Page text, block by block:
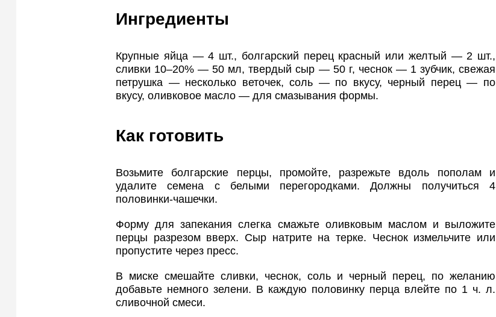
Ингредиенты
Крупные яйца — 4 шт., болгарский перец красный или желтый — 2 шт.,
сливки 10–20% — 50 мл, твердый сыр — 50 г, чеснок — 1 зубчик, свежая
петрушка — несколько веточек, соль — по вкусу, черный перец — по
вкусу, оливковое масло — для смазывания формы.
Как готовить
Возьмите болгарские перцы, промойте, разрежьте вдоль пополам и
удалите семена с белыми перегородками. Должны получиться 4
половинки-чашечки.
Форму для запекания слегка смажьте оливковым маслом и выложите
перцы разрезом вверх. Сыр натрите на терке. Чеснок измельчите или
пропустите через пресс.
В миске смешайте сливки, чеснок, соль и черный перец, по желанию
добавьте немного зелени. В каждую половинку перца влейте по 1 ч. л.
сливочной смеси.